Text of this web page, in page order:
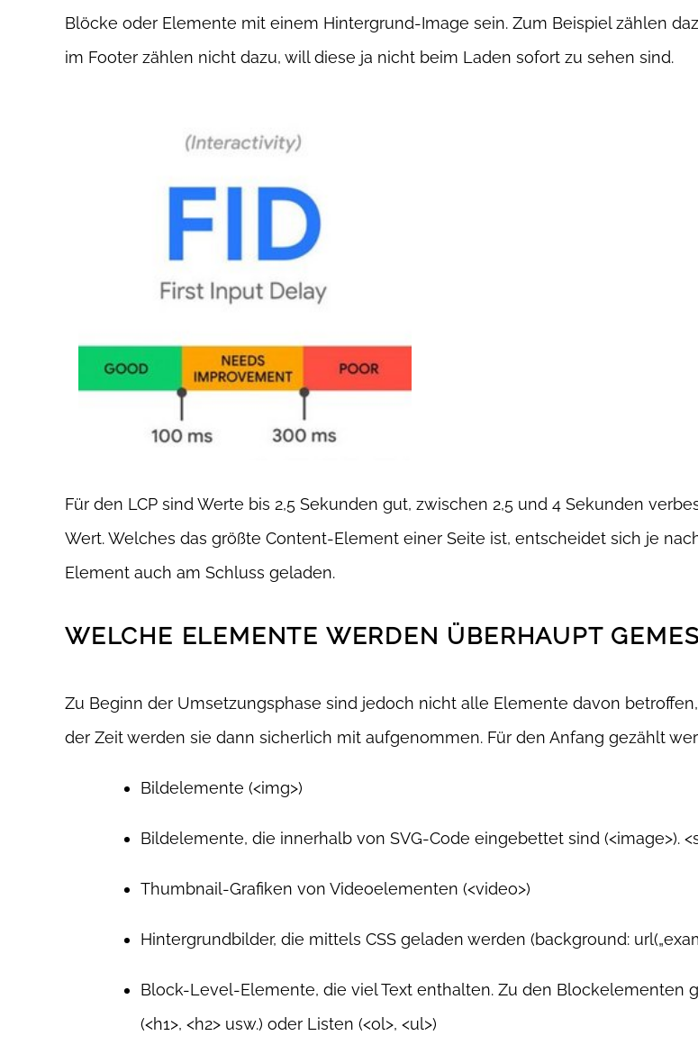
Blöcke oder Elemente mit einem Hintergrund-Image sein. Zum Beispiel zählen
im Footer zählen nicht dazu, will diese ja nicht beim Laden sofort zu sehen sind.
Für den LCP sind Werte bis 2,5 Sekunden gut, zwischen 2,5 und 4 Sekunden
Wert. Welches das größte Content-Element einer Seite ist, entscheidet sich je
Element auch am Schluss geladen.
WELCHE ELEMENTE WERDEN ÜBERHAUPT
Zu Beginn der Umsetzungsphase sind jedoch nicht alle Elemente davon
der Zeit werden sie dann sicherlich mit aufgenommen. Für den Anfang gezählt
Bildelemente (<img>)
Bildelemente, die innerhalb von SVG-Code eingebettet sind (<image>).
Thumbnail-Grafiken von Videoelementen (<video>)
Hintergrundbilder, die mittels CSS geladen werden (background:
Block-Level-Elemente, die viel Text enthalten. Zu den Blockelementen
(<h1>, <h2> usw.) oder Listen (<ol>, <ul>)